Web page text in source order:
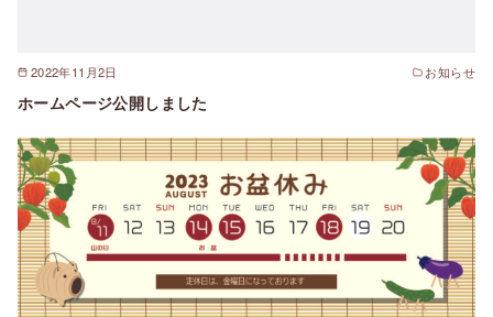
2022年11月2日 お知らせ
ホームページ公開しました